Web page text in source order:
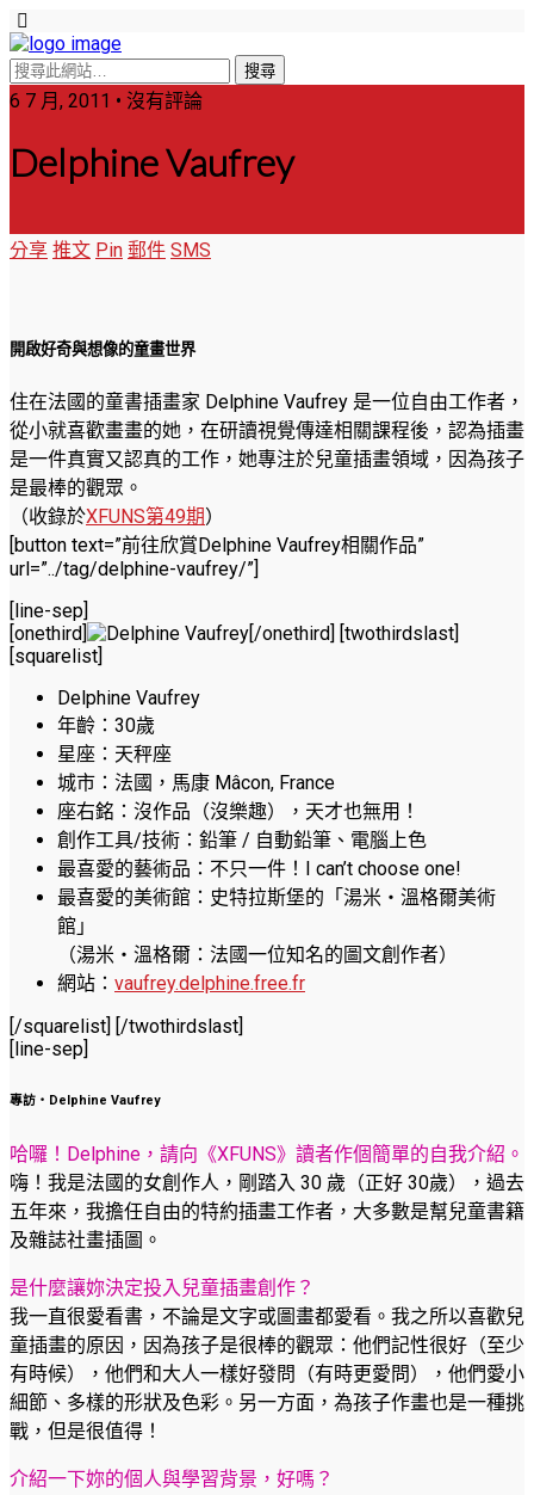
6 7 月, 2011 • 沒有評論
Delphine Vaufrey
分享 推文 Pin 郵件 SMS
開啟好奇與想像的童畫世界
住在法國的童書插畫家 Delphine Vaufrey 是一位自由工作者，
從小就喜歡畫畫的她，在研讀視覺傳達相關課程後，認為插畫
是一件真實又認真的工作，她專注於兒童插畫領域，因為孩子
是最棒的觀眾。
（收錄於XFUNS第49期）
[button text=”前往欣賞Delphine Vaufrey相關作品”
url=”../tag/delphine-vaufrey/”]
[line-sep]
[onethird]
[/onethird] [twothirdslast]
[squarelist]
Delphine Vaufrey
年齡：30歲
星座：天秤座
城市：法國，馬康 Mâcon, France
座右銘：沒作品（沒樂趣），天才也無用！
創作工具/技術：鉛筆 / 自動鉛筆、電腦上色
最喜愛的藝術品：不只一件！I can’t choose one!
最喜愛的美術館：史特拉斯堡的「湯米‧溫格爾美術
館」
（湯米‧溫格爾：法國一位知名的圖文創作者）
網站： vaufrey.delphine.free.fr
[/squarelist] [/twothirdslast]
[line-sep]
專訪‧Delphine Vaufrey
哈囉！Delphine，請向《XFUNS》讀者作個簡單的自我介紹。
嗨！我是法國的女創作人，剛踏入 30 歲（正好 30歲），過去
五年來，我擔任自由的特約插畫工作者，大多數是幫兒童書籍
及雜誌社畫插圖。
是什麼讓妳決定投入兒童插畫創作？
我一直很愛看書，不論是文字或圖畫都愛看。我之所以喜歡兒
童插畫的原因，因為孩子是很棒的觀眾：他們記性很好（至少
有時候），他們和大人一樣好發問（有時更愛問），他們愛小
細節、多樣的形狀及色彩。另一方面，為孩子作畫也是一種挑
戰，但是很值得！
介紹一下妳的個人與學習背景，好嗎？